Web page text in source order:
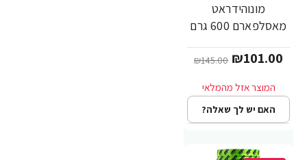
מונוהידראט
מאסלפארם 600 גרם
MusclePharm
₪101.00
₪145.00
האם יש לך שאלה?